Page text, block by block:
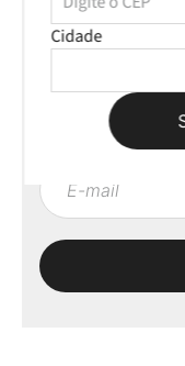
Cidade
NEWSLETTER